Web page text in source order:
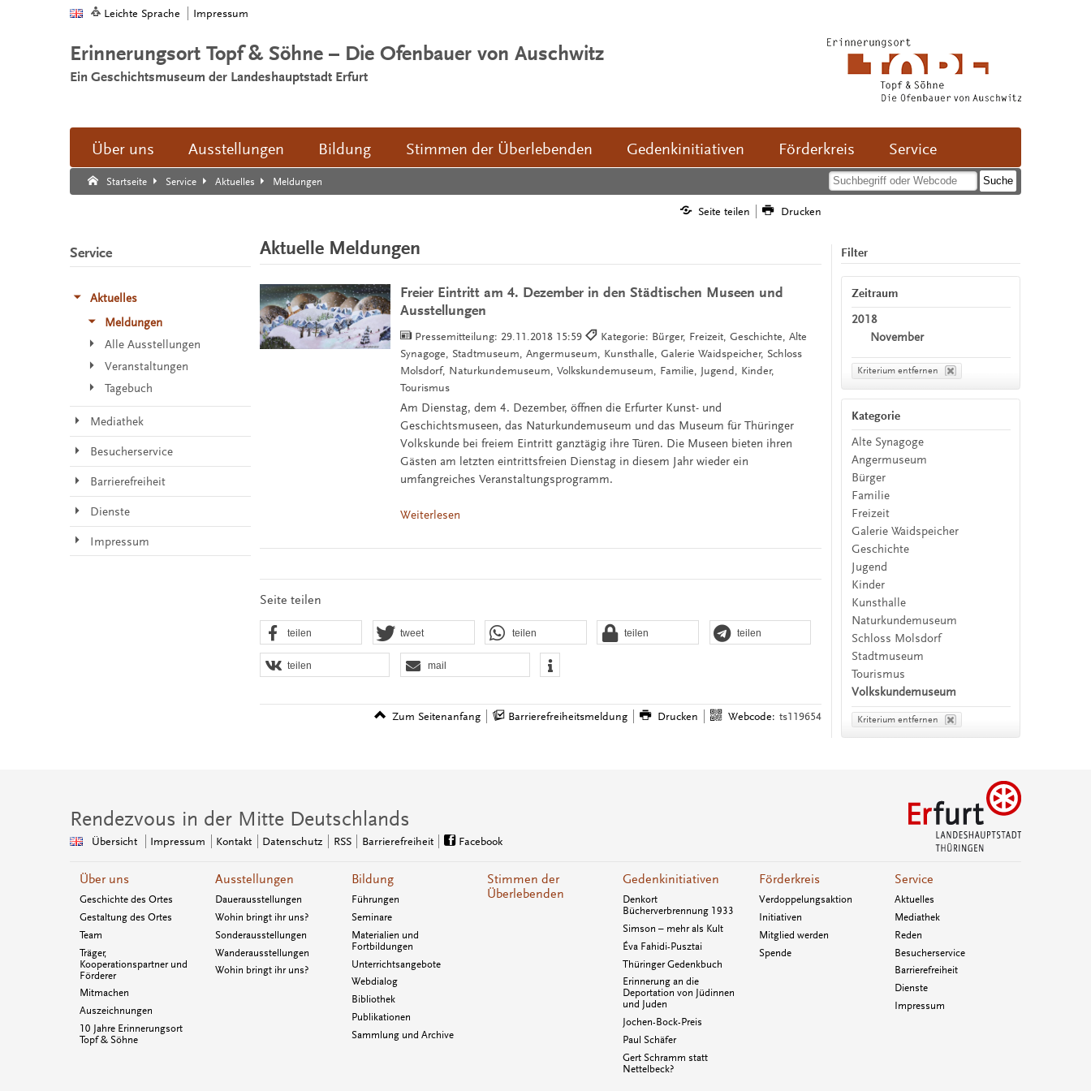
Leichte Sprache Impressum
Erinnerungsort Topf & Söhne – Die Ofenbauer von Auschwitz
Ein Geschichtsmuseum der Landeshauptstadt Erfurt
Über uns Ausstellungen Bildung Stimmen der Überlebenden Gedenkinitiativen Förderkreis Service
Startseite Service Aktuelles Meldungen
Suche:
Suche Ende.
Seite teilen Drucken
Aktuelle Meldungen
Freier Eintritt am 4. Dezember in den Städtischen Museen und
Ausstellungen
Pressemitteilung: 29.11.2018 15:59
Kategorie: Bürger, Freizeit, Geschichte, Alte
Synagoge, Stadtmuseum, Angermuseum, Kunsthalle, Galerie Waidspeicher, Schloss
Molsdorf, Naturkundemuseum, Volkskundemuseum, Familie, Jugend, Kinder,
Tourismus
Am Dienstag, dem 4. Dezember, öffnen die Erfurter Kunst- und
Geschichtsmuseen, das Naturkundemuseum und das Museum für Thüringer
Volkskunde bei freiem Eintritt ganztägig ihre Türen. Die Museen bieten ihren
Gästen am letzten eintrittsfreien Dienstag in diesem Jahr wieder ein
umfangreiches Veranstaltungsprogramm.
Weiterlesen
Seite teilen
teilen tweet teilen teilen teilen
teilen mail
Zum Seitenanfang Barrierefreiheitsmeldung Drucken Webcode: ts119654
Filter
Zeitraum
2018
November
Kriterium entfernen
Kategorie
Alte Synagoge
Angermuseum
Bürger
Familie
Freizeit
Galerie Waidspeicher
Geschichte
Jugend
Kinder
Kunsthalle
Naturkundemuseum
Schloss Molsdorf
Stadtmuseum
Tourismus
Volkskundemuseum
Kriterium entfernen
Service
Aktuelles
Meldungen
Alle Ausstellungen
Veranstaltungen
Tagebuch
Mediathek
Besucherservice
Barrierefreiheit
Dienste
Impressum
Rendezvous in der Mitte Deutschlands
Übersicht Impressum Kontakt Datenschutz RSS Barrierefreiheit Facebook
Über uns
Geschichte des Ortes
Gestaltung des Ortes
Team
Träger,
Kooperationspartner und
Förderer
Mitmachen
Auszeichnungen
10 Jahre Erinnerungsort
Topf & Söhne
Ausstellungen
Dauerausstellungen
Wohin bringt ihr uns?
Sonderausstellungen
Wanderausstellungen
Wohin bringt ihr uns?
Bildung
Führungen
Seminare
Materialien und
Fortbildungen
Unterrichtsangebote
Webdialog
Bibliothek
Publikationen
Sammlung und Archive
Stimmen der
Überlebenden
Gedenkinitiativen
Denkort
Bücherverbrennung 1933
Simson – mehr als Kult
Éva Fahidi-Pusztai
Thüringer Gedenkbuch
Erinnerung an die
Deportation von Jüdinnen
und Juden
Jochen-Bock-Preis
Paul Schäfer
Gert Schramm statt
Nettelbeck?
Förderkreis
Verdoppelungsaktion
Initiativen
Mitglied werden
Spende
Service
Aktuelles
Mediathek
Reden
Besucherservice
Barrierefreiheit
Dienste
Impressum